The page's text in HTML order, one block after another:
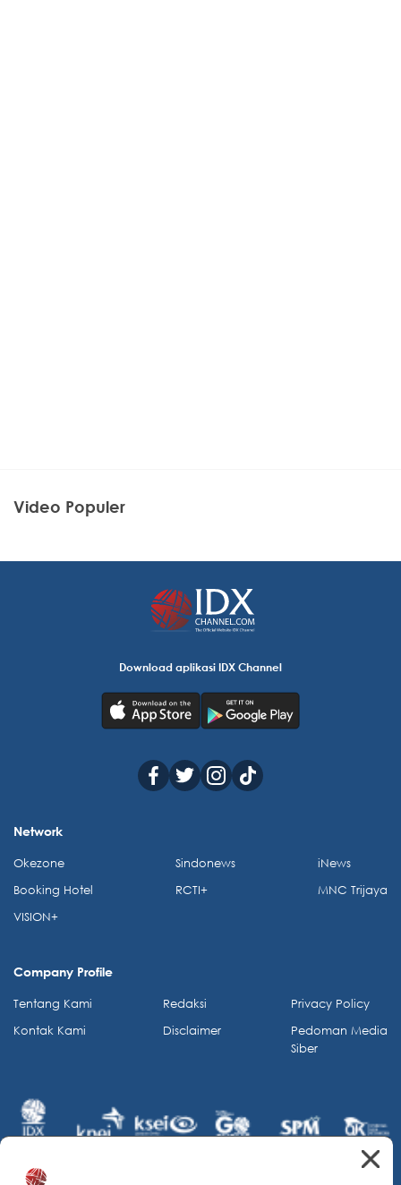
Video Populer
Download aplikasi IDX Channel
Network
Okezone
Booking Hotel
VISION+
Sindonews
RCTI+
iNews
MNC Trijaya
Company Profile
Tentang Kami
Kontak Kami
Redaksi
Disclaimer
Privacy Policy
Pedoman Media
Siber